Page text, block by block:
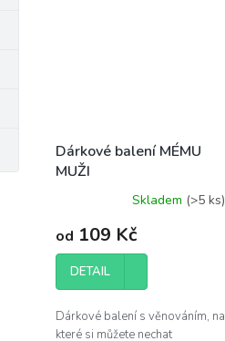
Dárkové balení MÉMU
MUŽI
produktu
je
5,0
z
hvězdiček.
Skladem (>5 ks)
od 109 Kč
DETAIL
Dárkové balení s věnováním, na
které si můžete nechat